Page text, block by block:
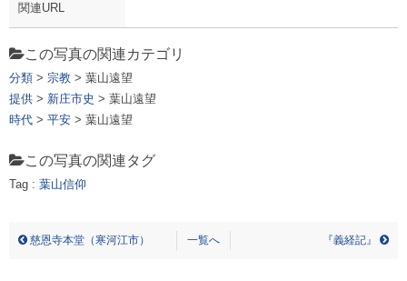
関連URL
この写真の関連カテゴリ
分類 > 宗教 > 葉山遠望
提供 > 新庄市史 > 葉山遠望
時代 > 平安 > 葉山遠望
この写真の関連タグ
Tag : 葉山信仰
慈恩寺本堂（寒河江市） 一覧へ 『義経記』